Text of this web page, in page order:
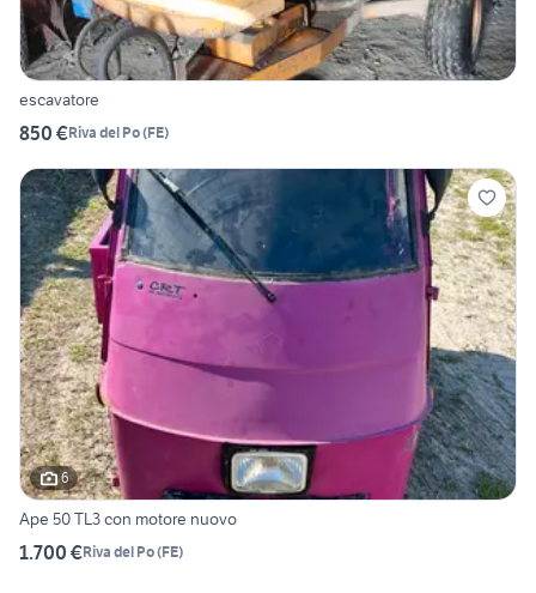
escavatore
850 €Riva del Po(FE)
6
Ape 50 TL3 con motore nuovo
1.700 €Riva del Po(FE)